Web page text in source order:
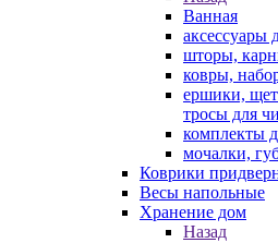
Ванная
аксессуары
шторы,
ковры,
ершики,
тросы для
комплекты
мочалки,
Коврики
Весы напольные
Хранение дом
Назад